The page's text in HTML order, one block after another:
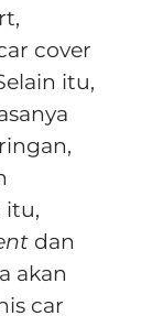
cover
itu,
itu,
dan
akan
car